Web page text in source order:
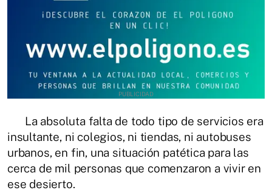
La absoluta falta de todo tipo de servicios era
insultante, ni colegios, ni tiendas, ni autobuses
urbanos, en fin, una situación patética para las
cerca de mil personas que comenzaron a vivir en
ese desierto.